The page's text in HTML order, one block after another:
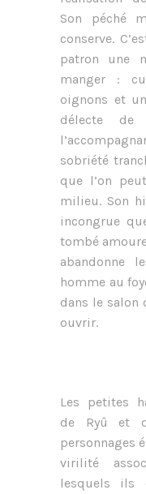
Son péché
conserve.
patron une
manger :
oignons et
délecte
sobriété
que l’on
milieu. Son
incongrue
tombé
abandonne
homme au
dans le salon
ouvrir.
Les petites
de Ryû et
personnages
virilité
lesquels ils